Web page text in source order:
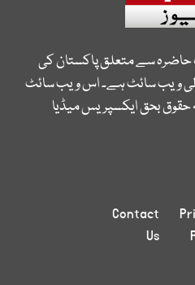
حاضرہ سے متعلق پاکستان کی
ویب سائٹ ہے۔ اس ویب سائٹ
حقوق بحق ایکسپریس میڈیا
Contact
Us